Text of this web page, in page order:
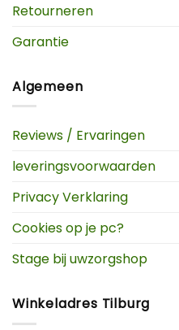
Retourneren
Garantie
Algemeen
Reviews / Ervaringen
leveringsvoorwaarden
Privacy Verklaring
Cookies op je pc?
Stage bij uwzorgshop
Winkeladres Tilburg